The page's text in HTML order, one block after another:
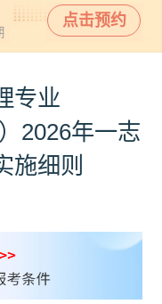
点击预约
专业
2026年一志
施细则